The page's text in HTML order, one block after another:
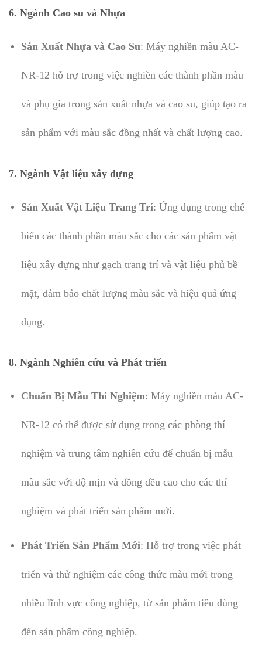
6. Ngành Cao su và Nhựa
Sản Xuất Nhựa và Cao Su: Máy nghiền màu AC-
NR-12 hỗ trợ trong việc nghiền các thành phần màu
và phụ gia trong sản xuất nhựa và cao su, giúp tạo ra
sản phẩm với màu sắc đồng nhất và chất lượng cao.
7. Ngành Vật liệu xây dựng
Sản Xuất Vật Liệu Trang Trí: Ứng dụng trong chế
biến các thành phần màu sắc cho các sản phẩm vật
liệu xây dựng như gạch trang trí và vật liệu phủ bề
mặt, đảm bảo chất lượng màu sắc và hiệu quả ứng
dụng.
8. Ngành Nghiên cứu và Phát triển
Chuẩn Bị Mẫu Thí Nghiệm: Máy nghiền màu AC-
NR-12 có thể được sử dụng trong các phòng thí
nghiệm và trung tâm nghiên cứu để chuẩn bị mẫu
màu sắc với độ mịn và đồng đều cao cho các thí
nghiệm và phát triển sản phẩm mới.
Phát Triển Sản Phẩm Mới: Hỗ trợ trong việc phát
triển và thử nghiệm các công thức màu mới trong
nhiều lĩnh vực công nghiệp, từ sản phẩm tiêu dùng
đến sản phẩm công nghiệp.